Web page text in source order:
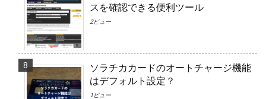
スを確認できる便利ツール
2ビュー
ソラチカカードのオートチャージ機能
はデフォルト設定？
1ビュー